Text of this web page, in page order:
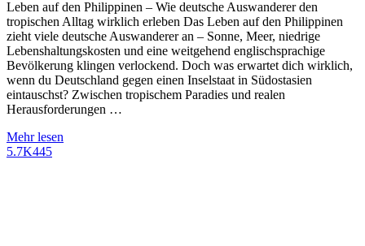
Leben auf den Philippinen – Wie deutsche Auswanderer den
tropischen Alltag wirklich erleben Das Leben auf den Philippinen
zieht viele deutsche Auswanderer an – Sonne, Meer, niedrige
Lebenshaltungskosten und eine weitgehend englischsprachige
Bevölkerung klingen verlockend. Doch was erwartet dich wirklich,
wenn du Deutschland gegen einen Inselstaat in Südostasien
eintauschst? Zwischen tropischem Paradies und realen
Herausforderungen …
Mehr lesen
5.7K445